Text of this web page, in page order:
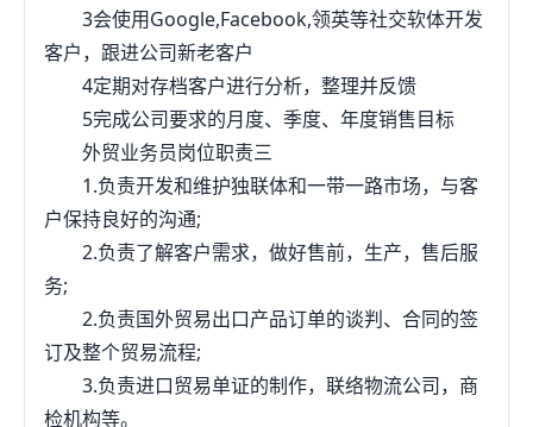
3会使用Google,Facebook,领英等社交软体开发
客户，跟进公司新老客户
4定期对存档客户进行分析，整理并反馈
5完成公司要求的月度、季度、年度销售目标
外贸业务员岗位职责三
1.负责开发和维护独联体和一带一路市场，与客
户保持良好的沟通;
2.负责了解客户需求，做好售前，生产，售后服
务;
2.负责国外贸易出口产品订单的谈判、合同的签
订及整个贸易流程;
3.负责进口贸易单证的制作，联络物流公司，商
检机构等。